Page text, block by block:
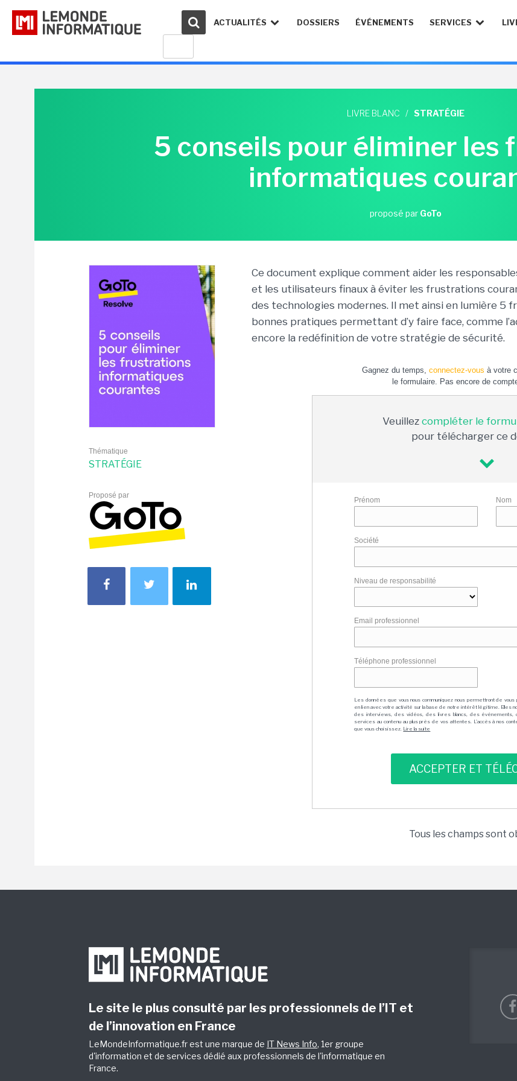
ACTUALITÉS DOSSIERS ÉVÉNEMENTS SERVICES
LIVRE BLANC / STRATÉGIE
5 conseils pour éliminer les
informatiques
proposé par GoTo
Thématique
STRATÉGIE
Proposé par
Ce document explique comment aider les
et les utilisateurs finaux à éviter les frustrations
des technologies modernes. Il met ainsi en lumière 5
bonnes pratiques permettant d’y faire face, comme
encore la redéfinition de votre stratégie de sécurité.
Gagnez du temps, connectez-vous à votre
le formulaire. Pas encore de
Veuillez compléter le
pour télécharger ce
Prénom Nom
Société
Niveau de responsabilité
Email professionnel
Téléphone professionnel
Les données que vous nous communiquez nous permettront de
en lien avec votre activité sur la base de notre intérêt légitime. Elles
des interviews, des vidéos, des livres blancs, des événements,
services au contenu au plus près de vos attentes. L'accès à nos
que vous choisissez. Lire la suite
Tous les champs sont
Le site le plus consulté par les professionnels de l’IT et
de l’innovation en France
LeMondeInformatique.fr est une marque de IT News Info, 1er groupe
d'information et de services dédié aux professionnels de l'informatique en
France.